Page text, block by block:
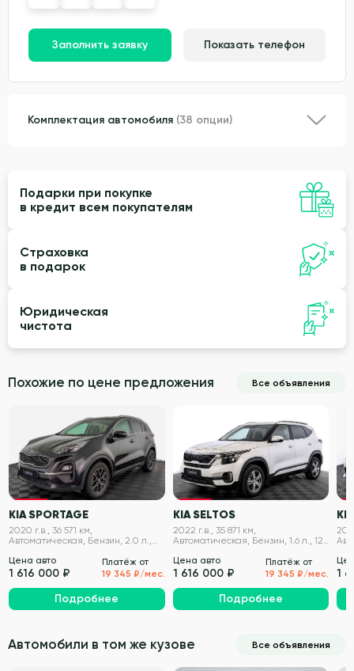
Заполнить заявку Показать телефон
Комплектация автомобиля (38 опции)
Подарки при покупке
в кредит всем покупателям
Страховка
в подарок
Юридическая
чистота
Похожие по цене предложения Все объявления
VIN проверен
KIA SPORTAGE
2020 г.в., 36 571 км,
Автоматическая, Бензин, 2.0 л.,
Цена авто
1 616 000 ₽
Платёж от
19 345 ₽/мес.
Подробнее
VIN проверен
KIA SELTOS
2022 г.в., 35 871 км,
Автоматическая, Бензин, 1.6 л., 121
Цена авто
1 616 000 ₽
Платёж от
19 345 ₽/мес.
Подробнее
1
Автомобили в том же кузове Все объявления